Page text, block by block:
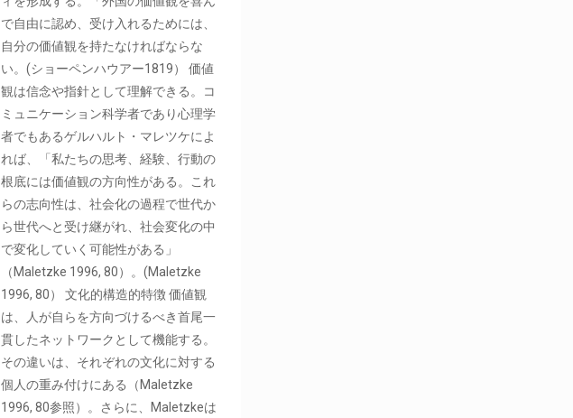
で自由に認め、受け入れるためには、
自分の価値観を持たなければならな
い。(ショーペンハウアー1819） 価値
観は信念や指針として理解できる。コ
ミュニケーション科学者であり心理学
者でもあるゲルハルト・マレツケによ
れば、「私たちの思考、経験、行動の
根底には価値観の方向性がある。これ
らの志向性は、社会化の過程で世代か
ら世代へと受け継がれ、社会変化の中
で変化していく可能性がある」
（Maletzke 1996, 80）。(Maletzke
1996, 80） 文化的構造的特徴 価値観
は、人が自らを方向づけるべき首尾一
貫したネットワークとして機能する。
その違いは、それぞれの文化に対する
個人の重み付けにある（Maletzke
1996, 80参照）。さらに、Maletzkeは